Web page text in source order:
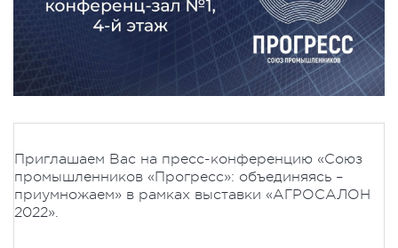
Приглашаем Вас на пресс-конференцию «Союз
промышленников «Прогресс»: объединяясь –
приумножаем» в рамках выставки «АГРОСАЛОН
2022».